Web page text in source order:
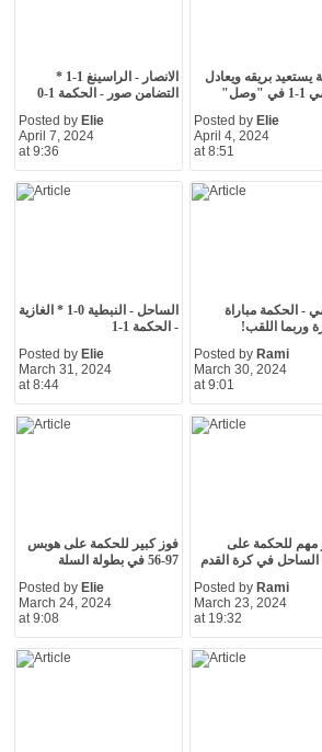
الانصار - الراسينغ 1-1 *
التضامن صور - الحكمة 1-0
Posted by Elie
April 7, 2024
at 9:36
يستعيد بريقه ويعادل
"وصل"
Posted by Elie
April 4, 2024
at 8:51
الساحل - النبطية 0-1 * الغازية
- الحكمة 1-1
Posted by Elie
March 31, 2024
at 8:44
- الحكمة مباراة
وربما اللقب!
Posted by Rami
March 30, 2024
at 9:01
فوز كبير للحكمة على هوبس
97-56 في بطولة السلة
Posted by Elie
March 24, 2024
at 9:08
مهم للحكمة على
في كرة القدم
Posted by Rami
March 23, 2024
at 19:32